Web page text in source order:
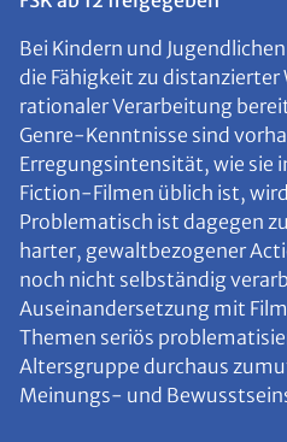
Bei Kindern und
die Fähigkeit zu
rationaler Verarbeitung
Genre-Kenntnisse sind
Erregungsintensität, wie sie
Fiction-Filmen üblich ist,
Problematisch ist dagegen
harter, gewaltbezogener
noch nicht selbständig
Auseinandersetzung mit
Themen seriös
Altersgruppe durchaus
Meinungs- und